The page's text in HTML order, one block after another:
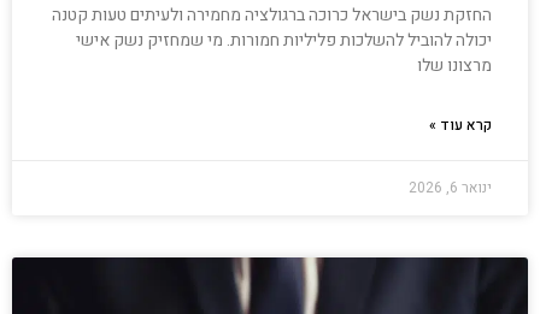
החזקת נשק בישראל כרוכה ברגולציה מחמירה ולעיתים טעות קטנה
יכולה להוביל להשלכות פליליות חמורות. מי שמחזיק נשק אישי
מרצונו שלו
קרא עוד »
ינואר 6, 2026